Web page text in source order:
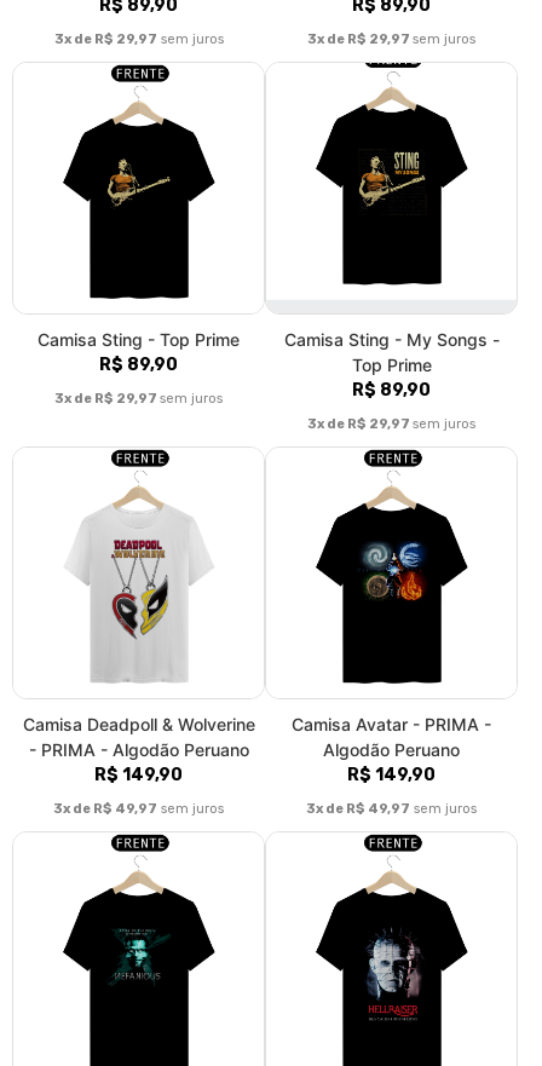
R$ 89,90
3x de R$ 29,97 sem juros
R$ 89,90
3x de R$ 29,97 sem juros
Camisa Sting - Top Prime
R$ 89,90
3x de R$ 29,97 sem juros
Camisa Sting - My Songs -
Top Prime
R$ 89,90
3x de R$ 29,97 sem juros
Camisa Deadpoll & Wolverine
- PRIMA - Algodão Peruano
R$ 149,90
3x de R$ 49,97 sem juros
Camisa Avatar - PRIMA -
Algodão Peruano
R$ 149,90
3x de R$ 49,97 sem juros